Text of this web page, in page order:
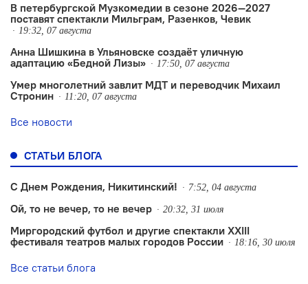
В петербургской Музкомедии в сезоне 2026—2027
поставят спектакли Мильграм, Разенков, Чевик
19:32, 07 августа
Анна Шишкина в Ульяновске создаëт уличную
адаптацию «Бедной Лизы»
17:50, 07 августа
Умер многолетний завлит МДТ и переводчик Михаил
Стронин
11:20, 07 августа
Все новости
СТАТЬИ БЛОГА
С Днем Рождения, Никитинский! 7:52, 04 августа
Ой, то не вечер, то не вечер 20:32, 31 июля
Миргородский футбол и другие спектакли XXIII
фестиваля театров малых городов России
18:16, 30 июля
Все статьи блога